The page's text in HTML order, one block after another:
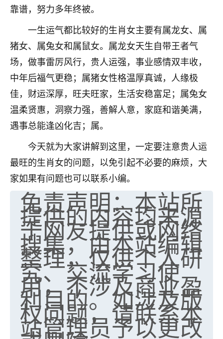
靠谱，努力多年终被。
一生运气都比较好的生肖女主要有属龙女、属
猪女、属兔女和属鼠女。属龙女天生自带王者气
场，做事雷厉风行，贵人运强，事业感情双丰收，
中年后福气更稳；属猪女性格温厚真诚，人缘极
佳，财运深厚，旺夫旺家，生活安稳富足；属兔女
温柔贤惠，洞察力强，善解人意，家庭和谐美满，
遇事总能逢凶化吉；属。
今天就为大家讲解到这里，一定要注意贵人运
最旺的生肖女的问题，以免引起不必要的麻烦，大
家如果有问题也可以联系小编。
免责声明：本站所
提供的内容均来源
于网友提供或网络
搜集，由本站编辑
整理，仅供个人研
究、交流学习使
用，不涉及商业盈
利目的。如涉及版
权问题，请联系本
站管理员予以更改
1天前 来自江西
青春168
我也想要，我也想要！
2天前 来自山西 15
Jessica李
老师做不做超度法事？我想给我奶奶做超度，她今年
刚去世了。
七零老顽童：我母亲前年离世，刚开始我经常
做梦梦见她，后来也是朋友介绍，找到慧来老
师，安排了超度法事，做梦再也没有梦到过
了，一开始是半信半疑的，图个心安，给亡母
超度，现在看来，人不信也不行。
2天前 来自云南 11
优秀的张同学
老师收徒吗？？我对这些很感兴趣
2天前 来自山西 15